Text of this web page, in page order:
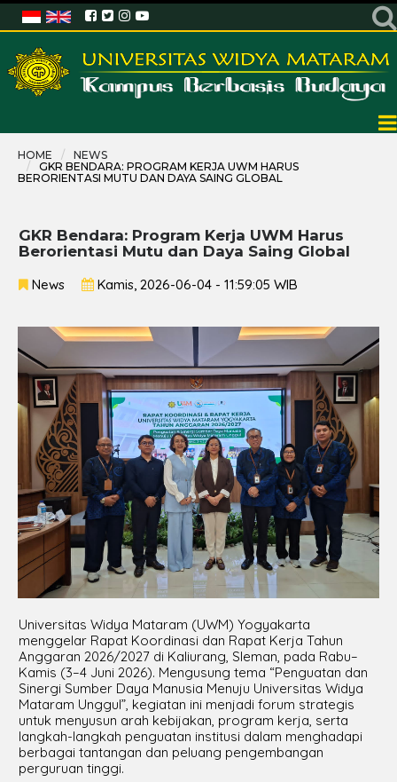
HOME
NEWS
GKR BENDARA: PROGRAM KERJA UWM HARUS
BERORIENTASI MUTU DAN DAYA SAING GLOBAL
GKR Bendara: Program Kerja UWM Harus
Berorientasi Mutu dan Daya Saing Global
News Kamis, 2026-06-04 - 11:59:05 WIB
Universitas Widya Mataram (UWM) Yogyakarta
menggelar Rapat Koordinasi dan Rapat Kerja Tahun
Anggaran 2026/2027 di Kaliurang, Sleman, pada Rabu–
Kamis (3–4 Juni 2026). Mengusung tema “Penguatan dan
Sinergi Sumber Daya Manusia Menuju Universitas Widya
Mataram Unggul”, kegiatan ini menjadi forum strategis
untuk menyusun arah kebijakan, program kerja, serta
langkah-langkah penguatan institusi dalam menghadapi
berbagai tantangan dan peluang pengembangan
perguruan tinggi.